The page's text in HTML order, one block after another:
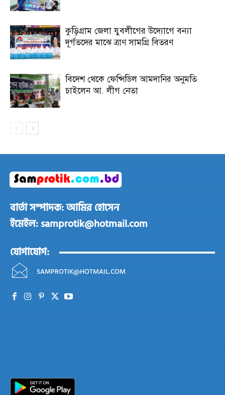
কুড়িগ্রাম জেলা যুবলীগের উদ্যোগে বন্যা
দূর্গতদের মাঝে ত্রাণ সামগ্রি বিতরণ
বিদেশ থেকে ফেন্সিডিল আমদানির অনুমতি
চাইলেন আ. লীগ নেতা
বার্তা সম্পাদক: আমির হোসেন
ইমেইল: samprotik@hotmail.com
যোগাযোগ:
SAMPROTIK@HOTMAIL.COM